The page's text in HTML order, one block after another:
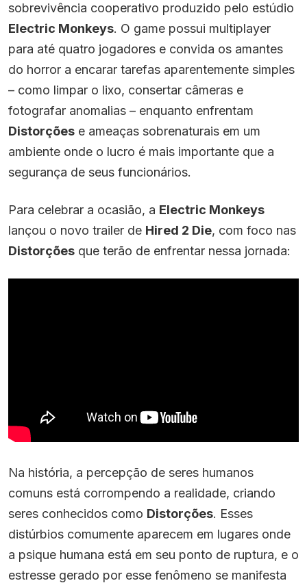
sobrevivência cooperativo produzido pelo estúdio
Electric Monkeys. O game possui multiplayer
para até quatro jogadores e convida os amantes
do horror a encarar tarefas aparentemente simples
– como limpar o lixo, consertar câmeras e
fotografar anomalias – enquanto enfrentam
Distorções e ameaças sobrenaturais em um
ambiente onde o lucro é mais importante que a
segurança de seus funcionários.
Para celebrar a ocasião, a Electric Monkeys
lançou o novo trailer de Hired 2 Die, com foco nas
Distorções que terão de enfrentar nessa jornada:
Na história, a percepção de seres humanos
comuns está corrompendo a realidade, criando
seres conhecidos como Distorções. Esses
distúrbios comumente aparecem em lugares onde
a psique humana está em seu ponto de ruptura, e o
estresse gerado por esse fenômeno se manifesta